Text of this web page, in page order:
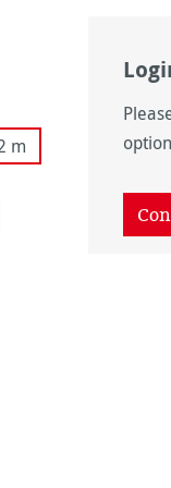
pour le moment.)
disponible pour le
pas disponible
n'est pas
pour le
disponible pour le
m
n'est pas
pour le
n'est pas
n'est pas disponible